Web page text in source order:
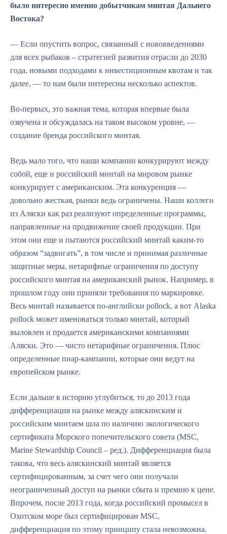
было интересно именно добытчикам минтая Дальнего
Востока?
— Если опустить вопрос, связанный с нововведениями
для всех рыбаков – стратегией развития отрасли до 2030
года, новыми подходами к инвестиционным квотам и так
далее, — то нам были интересны несколько аспектов.
Во-первых, это важная тема, которая впервые была
озвучена и обсуждалась на таком высоком уровне, —
создание бренда российского минтая.
Ведь мало того, что наши компании конкурируют между
собой, еще и российский минтай на мировом рынке
конкурирует с американским. Эта конкуренция —
довольно жесткая, рынки ведь ограничены. Наши коллеги
из Аляски как раз реализуют определенные программы,
направленные на продвижение своей продукции. При
этом они еще и пытаются российский минтай каким-то
образом “задвигать”, в том числе и принимая различные
защитные меры, нетарифные ограничения по доступу
российского минтая на американский рынок. Например, в
прошлом году они приняли требования по маркировке.
Весь минтай называется по-английски pollock, а вот Alaska
pollock может именоваться только минтай, который
выловлен и продается американскими компаниями
Аляски. Это — чисто нетарифные ограничения. Плюс
определенные пиар-кампании, которые они ведут на
европейском рынке.
Если дальше в историю углубиться, то до 2013 года
дифференциация на рынке между аляскинским и
российским минтаем шла по наличию экологического
сертификата Морского попечительского совета (MSC,
Marine Stewardship Council – ред.). Дифференциация была
такова, что весь аляскинский минтай является
сертифицированным, за счет чего они получали
неограниченный доступ на рынки сбыта и премию к цене.
Впрочем, после 2013 года, когда российский промысел в
Охотском море был сертифицирован MSC,
дифференциация по этому принципу стала невозможна.